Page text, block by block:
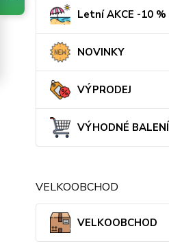
Letní AKCE -10 %
NOVINKY
VÝPRODEJ
VÝHODNÉ BALENÍ
VELKOOBCHOD
VELKOOBCHOD